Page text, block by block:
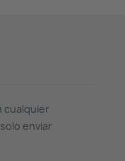
cualquier
enviar